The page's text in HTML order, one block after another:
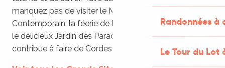
Randonnées
Le Tour du Lot
manquez pas de visiter le Musée d’Art Moderne et
Contemporain, la féerie de l’art du Sucre, sans oublier
le délicieux Jardin des Paradis dont la beauté
contribue à faire de Cordes-sur-Ciel un rêve éveillé.